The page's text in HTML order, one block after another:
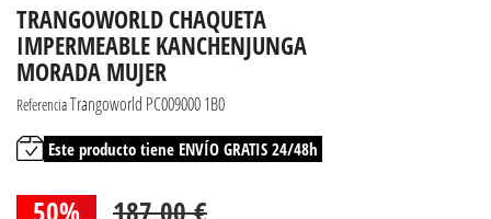
TRANGOWORLD CHAQUETA
IMPERMEABLE KANCHENJUNGA
MORADA MUJER
ReferenciaTrangoworld PC009000 1B0
Este producto tiene ENVÍO GRATIS 24/48h
50% 187,00 €